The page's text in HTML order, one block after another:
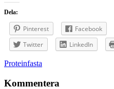
Dela:
Pinterest Facebook
Twitter
LinkedIn
Inläggsnavigering
Proteinfasta
Kommentera